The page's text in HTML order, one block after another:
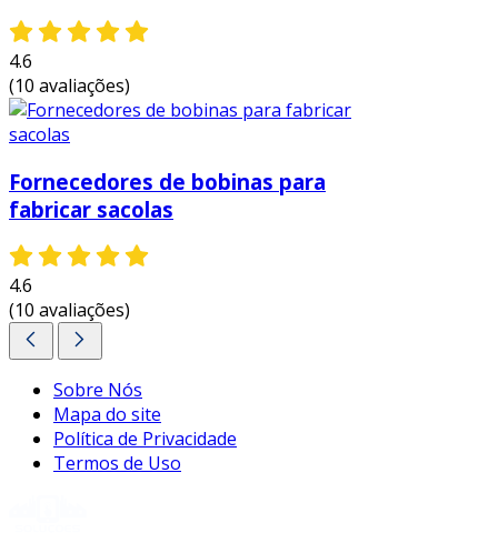
4.6
(10 avaliações)
Fornecedores de bobinas para
fabricar sacolas
4.6
(10 avaliações)
Sobre Nós
Mapa do site
Política de Privacidade
Termos de Uso